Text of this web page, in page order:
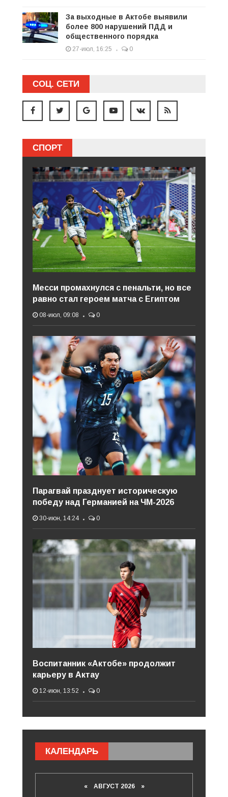
За выходные в Актобе выявили
более 800 нарушений ПДД и
общественного порядка
27-июл, 16:25 0
СОЦ. СЕТИ
СПОРТ
Месси промахнулся с пенальти, но все
равно стал героем матча с Египтом
08-июл, 09:08 0
Парагвай празднует историческую
победу над Германией на ЧМ-2026
30-июн, 14:24 0
Воспитанник «Актобе» продолжит
карьеру в Актау
12-июн, 13:52 0
КАЛЕНДАРЬ
«АВГУСТ 2026 »